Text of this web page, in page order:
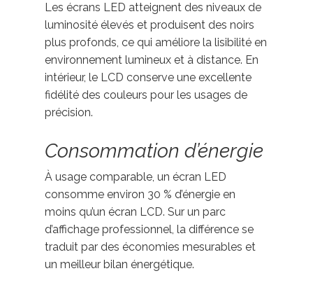
Les écrans LED atteignent des niveaux de
luminosité élevés et produisent des noirs
plus profonds, ce qui améliore la lisibilité en
environnement lumineux et à distance. En
intérieur, le LCD conserve une excellente
fidélité des couleurs pour les usages de
précision.
Consommation d’énergie
À usage comparable, un écran LED
consomme environ 30 % d’énergie en
moins qu’un écran LCD. Sur un parc
d’affichage professionnel, la différence se
traduit par des économies mesurables et
un meilleur bilan énergétique.